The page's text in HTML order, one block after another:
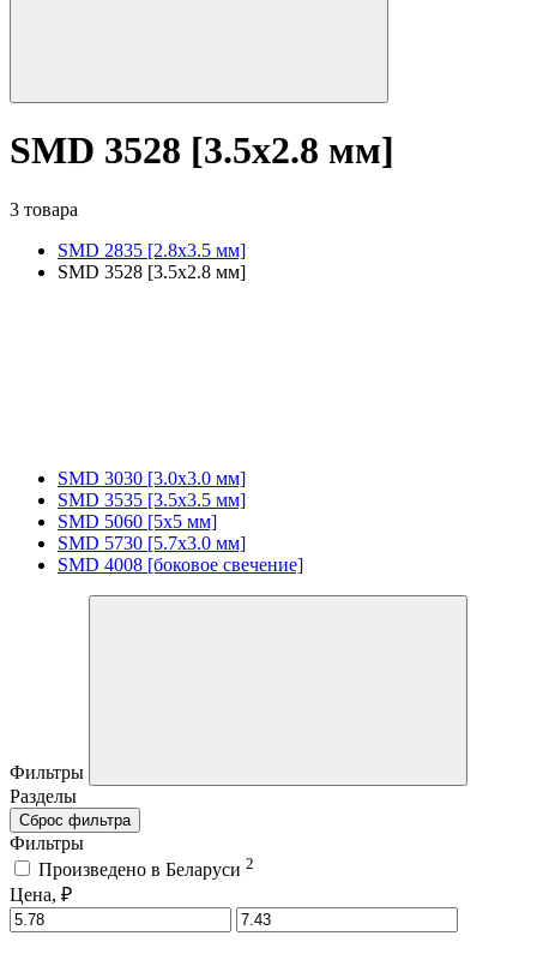
SMD 3528 [3.5х2.8 мм]
3 товара
SMD 2835 [2.8x3.5 мм]
SMD 3528 [3.5х2.8 мм]
SMD 3030 [3.0x3.0 мм]
SMD 3535 [3.5x3.5 мм]
SMD 5060 [5x5 мм]
SMD 5730 [5.7х3.0 мм]
SMD 4008 [боковое свечение]
Фильтры
Разделы
Сброс фильтра
Фильтры
Произведено в Беларуси 2
Цена, ₽